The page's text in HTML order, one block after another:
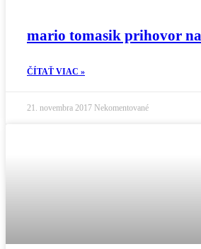
mario tomasik prihovor
ČÍTAŤ VIAC »
21. novembra 2017 Nekomentované